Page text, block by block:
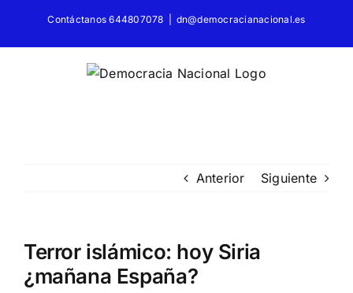
contenido
Contáctanos 644807078 dn@democracianacional.es
Anterior Siguiente
Terror islámico: hoy Siria
¿mañana España?